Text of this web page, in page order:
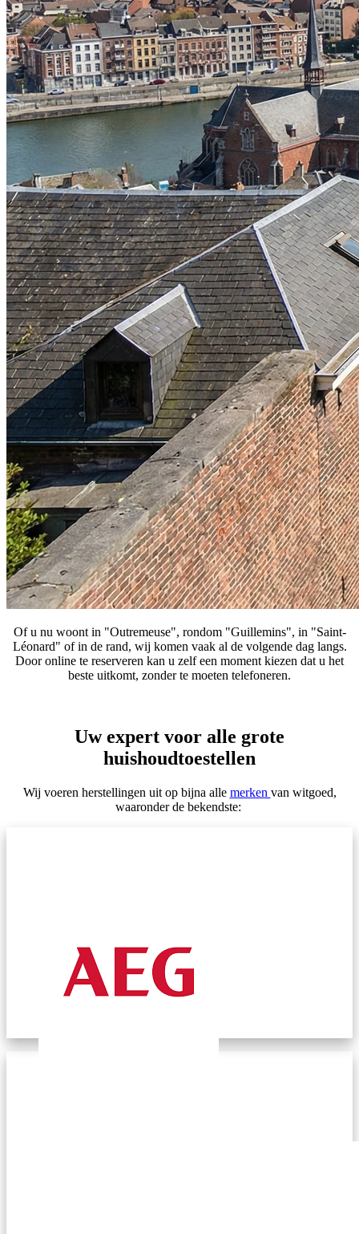
Of u nu woont in "Outremeuse", rondom "Guillemins", in "Saint-
Léonard" of in de rand, wij komen vaak al de volgende dag langs.
Door online te reserveren kan u zelf een moment kiezen dat u het
beste uitkomt, zonder te moeten telefoneren.
Uw expert voor alle grote
huishoudtoestellen
Wij voeren herstellingen uit op bijna alle merken van witgoed,
waaronder de bekendste: